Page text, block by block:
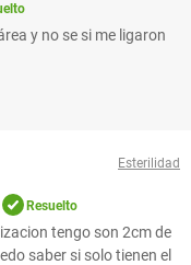
y no se si me ligaron
Esterilidad
Resuelto
tengo son 2cm de
saber si solo tienen el